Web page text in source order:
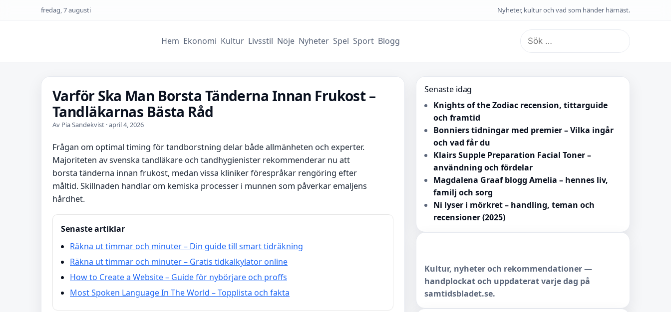
fredag, 7 augusti Nyheter, kultur och vad som händer härnäst.
Hem Ekonomi Kultur Livsstil Nöje Nyheter Spel Sport Blogg
Sök
efter:
Varför Ska Man Borsta Tänderna Innan Frukost –
Tandläkarnas Bästa Råd
Av Pia Sandekvist · april 4, 2026
Frågan om optimal timing för tandborstning delar både allmänheten och experter.
Majoriteten av svenska tandläkare och tandhygienister rekommenderar nu att
borsta tänderna innan frukost, medan vissa kliniker förespråkar rengöring efter
måltid. Skillnaden handlar om kemiska processer i munnen som påverkar emaljens
hårdhet.
Senaste artiklar
Räkna ut timmar och minuter – Din guide till smart tidräkning
Räkna ut timmar och minuter – Gratis tidkalkylator online
How to Create a Website – Guide för nybörjare och proffs
Most Spoken Language In The World – Topplista och fakta
Senaste idag
Knights of the Zodiac recension, tittarguide
och framtid
Bonniers tidningar med premier – Vilka ingår
och vad får du
Klairs Supple Preparation Facial Toner –
användning och fördelar
Magdalena Graaf blogg Amelia – hennes liv,
familj och sorg
Ni lyser i mörkret – handling, teman och
recensioner (2025)
Kultur, nyheter och rekommendationer —
handplockat och uppdaterat varje dag på
samtidsbladet.se.